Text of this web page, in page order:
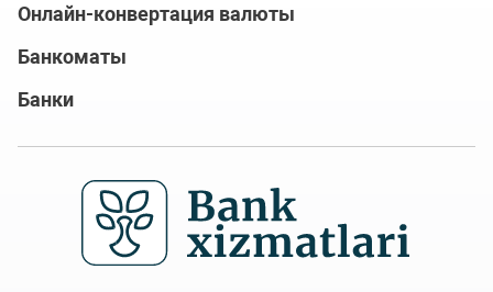
Онлайн-конвертация валюты
Банкоматы
Банки